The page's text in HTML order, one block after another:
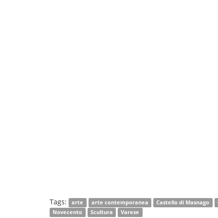
Tags: arte arte contemporanea Castello di Masnago
Novecento
Scultura Varese